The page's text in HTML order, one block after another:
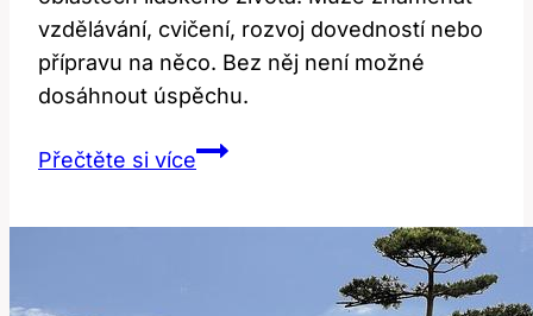
vzdělávání, cvičení, rozvoj dovedností nebo
přípravu na něco. Bez něj není možné
dosáhnout úspěchu.
Přečtěte si víceTraining: